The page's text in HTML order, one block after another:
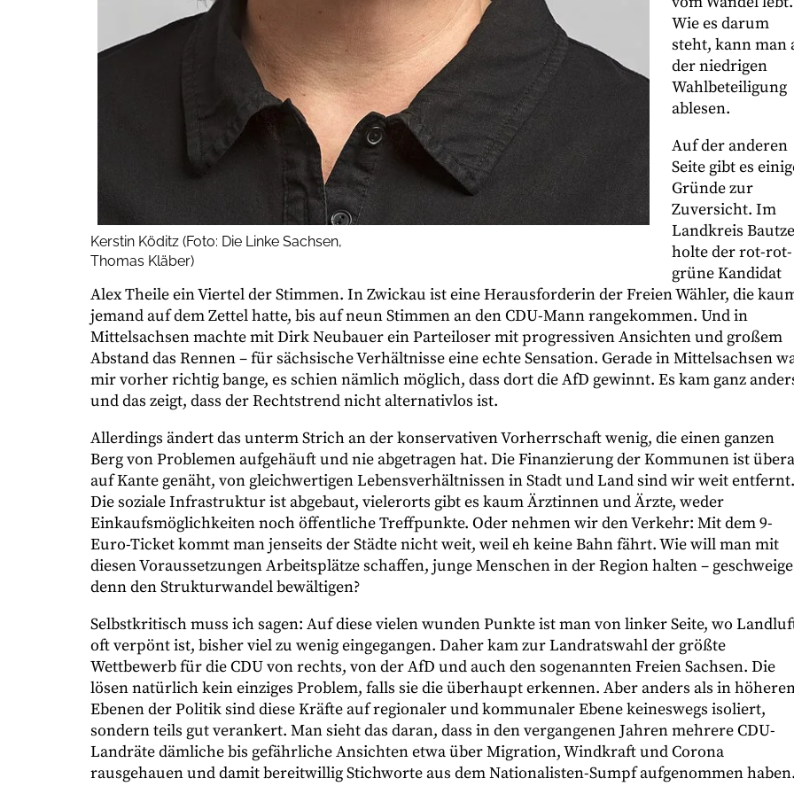
Kerstin Köditz (Foto: Die Linke Sachsen,
Thomas Kläber)
Wie es darum
steht, kann man
der niedrigen
Wahlbeteiligung
ablesen.
Auf der anderen
Seite gibt es
Gründe zur
Zuversicht. Im
Landkreis
holte der rot-rot-
grüne Kandidat
Alex Theile ein Viertel der Stimmen. In Zwickau ist eine Herausforderin der Freien Wähler, die
jemand auf dem Zettel hatte, bis auf neun Stimmen an den CDU-Mann rangekommen. Und in
Mittelsachsen machte mit Dirk Neubauer ein Parteiloser mit progressiven Ansichten und großem
Abstand das Rennen – für sächsische Verhältnisse eine echte Sensation. Gerade in Mittelsachsen
mir vorher richtig bange, es schien nämlich möglich, dass dort die AfD gewinnt. Es kam ganz
und das zeigt, dass der Rechtstrend nicht alternativlos ist.
Allerdings ändert das unterm Strich an der konservativen Vorherrschaft wenig, die einen ganzen
Berg von Problemen aufgehäuft und nie abgetragen hat. Die Finanzierung der Kommunen ist
auf Kante genäht, von gleichwertigen Lebensverhältnissen in Stadt und Land sind wir weit entfernt.
Die soziale Infrastruktur ist abgebaut, vielerorts gibt es kaum Ärztinnen und Ärzte, weder
Einkaufsmöglichkeiten noch öffentliche Treffpunkte. Oder nehmen wir den Verkehr: Mit dem 9-
Euro-Ticket kommt man jenseits der Städte nicht weit, weil eh keine Bahn fährt. Wie will man mit
diesen Voraussetzungen Arbeitsplätze schaffen, junge Menschen in der Region halten – geschweige
denn den Strukturwandel bewältigen?
Selbstkritisch muss ich sagen: Auf diese vielen wunden Punkte ist man von linker Seite, wo
oft verpönt ist, bisher viel zu wenig eingegangen. Daher kam zur Landratswahl der größte
Wettbewerb für die CDU von rechts, von der AfD und auch den sogenannten Freien Sachsen. Die
lösen natürlich kein einziges Problem, falls sie die überhaupt erkennen. Aber anders als in
Ebenen der Politik sind diese Kräfte auf regionaler und kommunaler Ebene keineswegs isoliert,
sondern teils gut verankert. Man sieht das daran, dass in den vergangenen Jahren mehrere CDU-
Landräte dämliche bis gefährliche Ansichten etwa über Migration, Windkraft und Corona
rausgehauen und damit bereitwillig Stichworte aus dem Nationalisten-Sumpf aufgenommen haben.